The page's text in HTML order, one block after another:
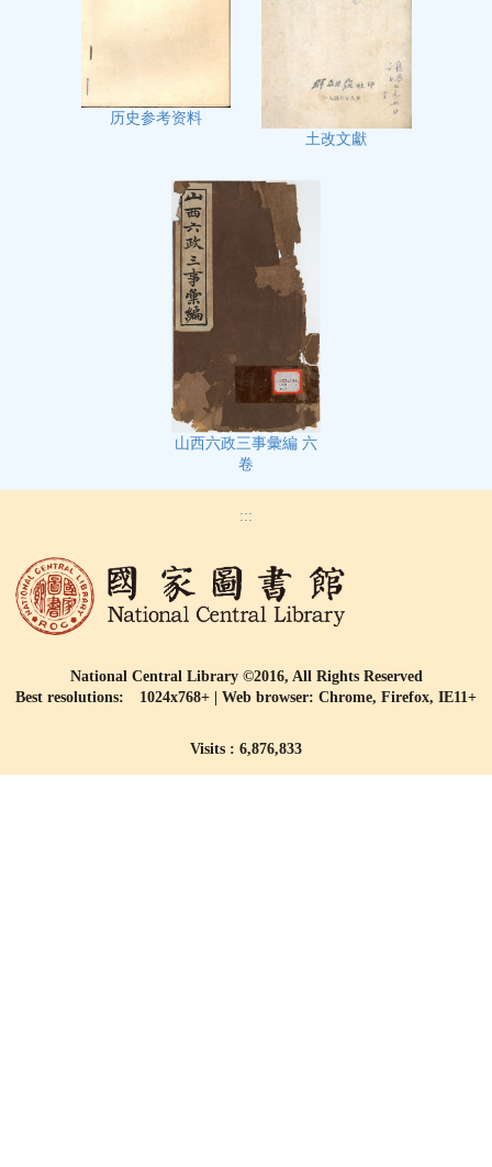
历史参考资料
土改文獻
山西六政三事彙編 六
卷
:::
National Central Library ©2016, All Rights Reserved
Best resolutions: 1024x768+ | Web browser: Chrome, Firefox, IE11+
Visits : 6,876,833